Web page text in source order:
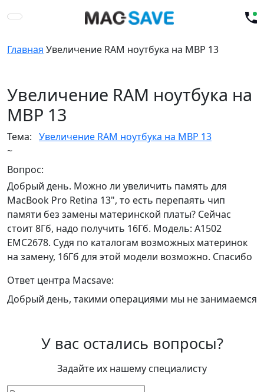
Главная Увеличение RAM ноутбука на MBP 13
Увеличение RAM ноутбука на
MBP 13
Тема: Увеличение RAM ноутбука на MBP 13
~
Вопрос:
Добрый день. Можно ли увеличить память для
MacBook Pro Retina 13", то есть перепаять чип
памяти без замены материнской платы? Сейчас
стоит 8Гб, надо получить 16Гб. Модель: A1502
EMC2678. Судя по каталогам возможных материнок
на замену, 16Гб для этой модели возможно. Спасибо
Ответ центра Macsave:
Добрый день, такими операциями мы не занимаемся
У вас остались вопросы?
Задайте их нашему специалисту